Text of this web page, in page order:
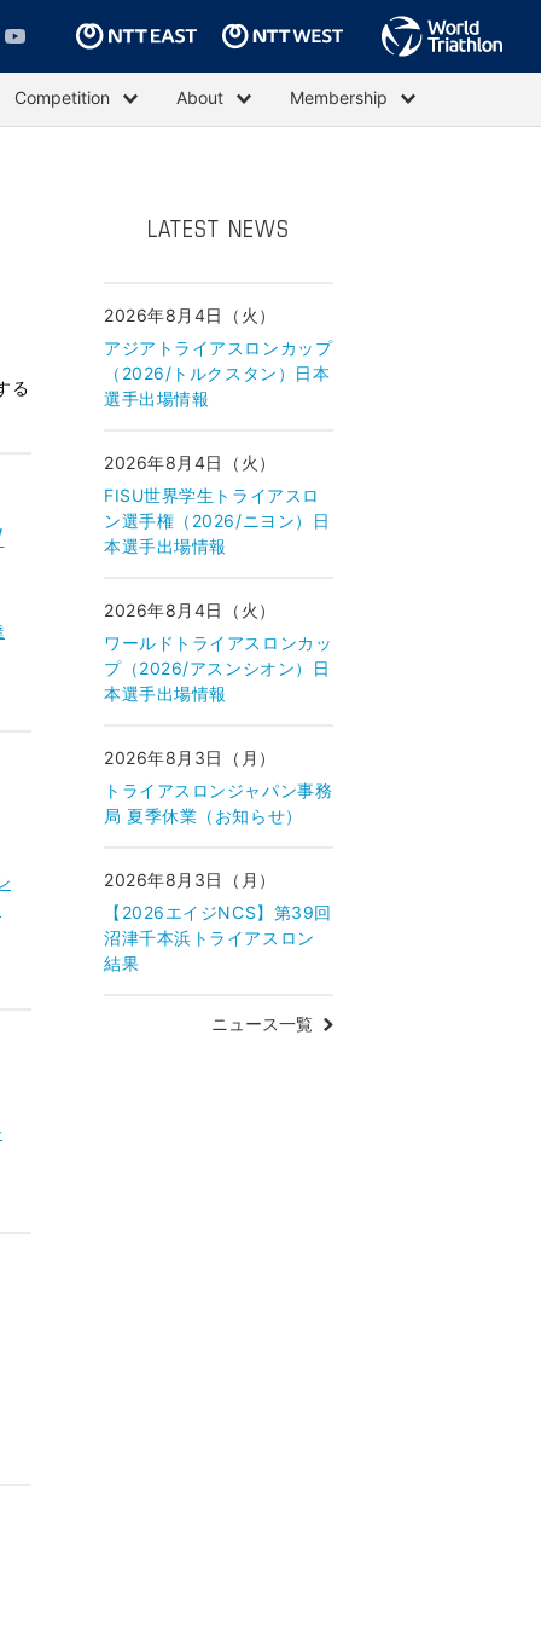
Competition About Membership
る
LATEST NEWS
2026年8月4日（火）
アジアトライアスロンカップ
（2026/トルクスタン）日本
選手出場情報
2026年8月4日（火）
FISU世界学生トライアスロ
ン選手権（2026/ニヨン）日
本選手出場情報
2026年8月4日（火）
ワールドトライアスロンカッ
プ（2026/アスンシオン）日
本選手出場情報
2026年8月3日（月）
トライアスロンジャパン事務
局 夏季休業（お知らせ）
2026年8月3日（月）
【2026エイジNCS】第39回
沼津千本浜トライアスロン
結果
ニュース一覧